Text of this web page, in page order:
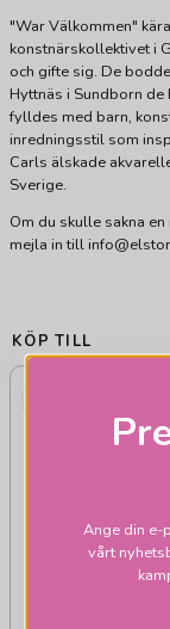
"War Välkommen"
konstnärskollektivet i
och gifte sig. De
Hyttnäs i Sundborn
fylldes med barn,
inredningsstil som
Carls älskade
Sverige.
Om du skulle sakna
mejla in till
KÖP TILL
Ange din e-
vårt